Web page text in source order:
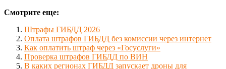
Смотрите еще:
Штрафы ГИБДД 2026
Оплата штрафов ГИБДД без комиссии через интернет
Как оплатить штраф через «Госуслуги»
Проверка штрафов ГИБДД по ВИН
В каких регионах ГИБДД запускает дроны для